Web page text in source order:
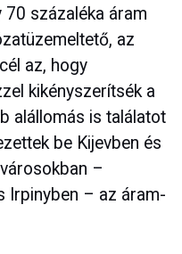
70 százaléka áram
az
az, hogy
kikényszerítsék a
alállomás is találatot
be Kijevben és
–
Irpinyben – az áram-